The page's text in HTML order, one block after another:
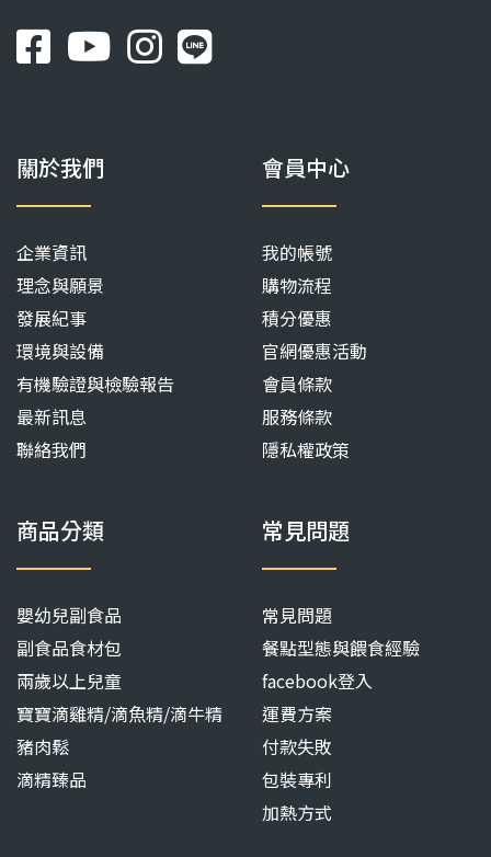
關於我們
企業資訊
理念與願景
發展紀事
環境與設備
有機驗證與檢驗報告
最新訊息
聯絡我們
會員中心
我的帳號
購物流程
積分優惠
官網優惠活動
會員條款
服務條款
隱私權政策
商品分類
嬰幼兒副食品
副食品食材包
兩歲以上兒童
寶寶滴雞精/滴魚精/滴牛精
豬肉鬆
滴精臻品
常見問題
常見問題
餐點型態與餵食經驗
facebook登入
運費方案
付款失敗
包裝專利
加熱方式